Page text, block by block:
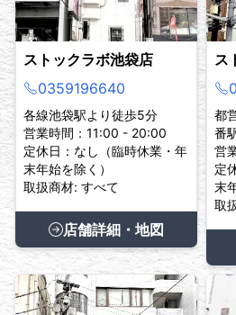
ストックラボ池袋店
0359196640
各線池袋駅より徒歩5分
営業時間：11:00 - 20:00
定休日：なし（臨時休業・年
末年始を除く）
取扱商材: すべて
店舗詳細・地図
ス
都
番
営
定
末
取